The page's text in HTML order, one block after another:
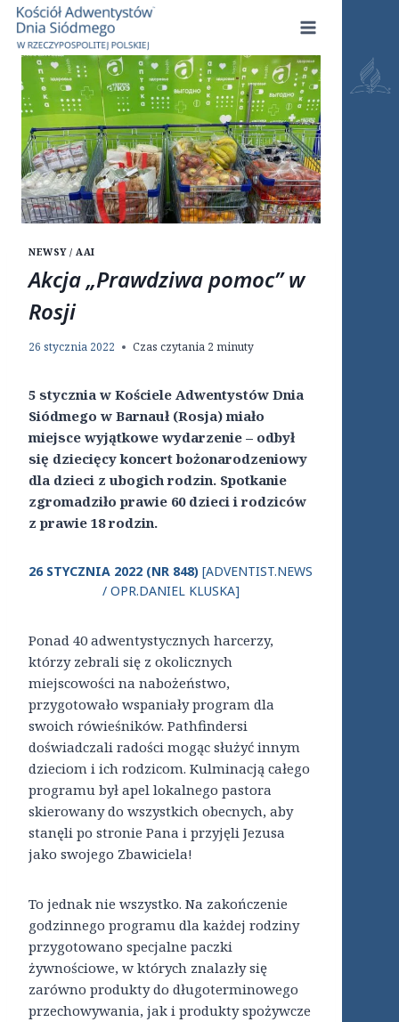
Przejdź
treści
NEWSY / AAI
Akcja „Prawdziwa pomoc” w
Rosji
26 stycznia 2022 Czas czytania 2 minuty
5 stycznia w Kościele Adwentystów Dnia
Siódmego w Barnauł (Rosja) miało
miejsce wyjątkowe wydarzenie – odbył
się dziecięcy koncert bożonarodzeniowy
dla dzieci z ubogich rodzin. Spotkanie
zgromadziło prawie 60 dzieci i rodziców
z prawie 18 rodzin.
26 STYCZNIA 2022 (NR 848) [ADVENTIST.NEWS
/ OPR.DANIEL KLUSKA]
Ponad 40 adwentystycznych harcerzy,
którzy zebrali się z okolicznych
miejscowości na nabożeństwo,
przygotowało wspaniały program dla
swoich rówieśników. Pathfindersi
doświadczali radości mogąc służyć innym
dzieciom i ich rodzicom. Kulminacją całego
programu był apel lokalnego pastora
skierowany do wszystkich obecnych, aby
stanęli po stronie Pana i przyjęli Jezusa
jako swojego Zbawiciela!
To jednak nie wszystko. Na zakończenie
godzinnego programu dla każdej rodziny
przygotowano specjalne paczki
żywnościowe, w których znalazły się
zarówno produkty do długoterminowego
przechowywania, jak i produkty spożywcze